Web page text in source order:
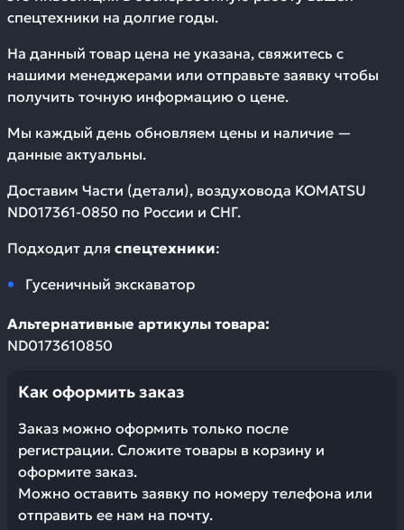
спецтехники на долгие годы.
На данный товар цена не указана, свяжитесь с
нашими менеджерами или отправьте заявку чтобы
получить точную информацию о цене.
Мы каждый день обновляем цены и наличие —
данные актуальны.
Доставим Части (детали), воздуховода KOMATSU
ND017361-0850 по России и СНГ.
Подходит для спецтехники:
Гусеничный экскаватор
Альтернативные артикулы товара:
ND0173610850
Как оформить заказ
Заказ можно оформить только после
регистрации. Сложите товары в корзину и
оформите заказ.
Можно оставить заявку по номеру телефона или
отправить ее нам на почту.